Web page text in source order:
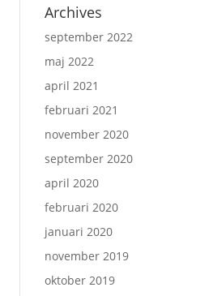
Archives
september 2022
maj 2022
april 2021
februari 2021
november 2020
september 2020
april 2020
februari 2020
januari 2020
november 2019
oktober 2019